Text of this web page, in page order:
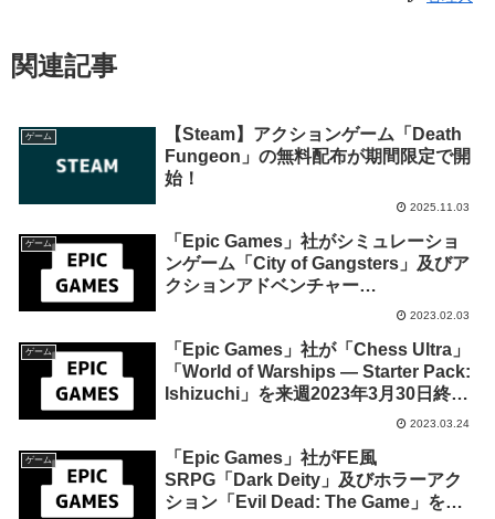
関連記事
ゲーム
【Steam】アクションゲーム「Death
Fungeon」の無料配布が期間限定で開
始！
2025.11.03
ゲーム
「Epic Games」社がシミュレーショ
ンゲーム「City of Gangsters」及びア
クションアドベンチャー
の期間限定で無料配布を開始！
2023.02.03
ゲーム
「Epic Games」社が「Chess Ultra」
「World of Warships — Starter Pack:
Ishizuchi」を来週2023年3月30日終日
までの期間限定で無料配布を開始！
2023.03.24
ゲーム
「Epic Games」社がFE風
SRPG「Dark Deity」及びホラーアク
ション「Evil Dead: The Game」を来